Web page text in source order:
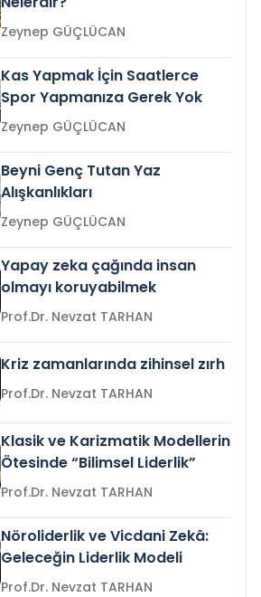
Zeynep GÜÇLÜCAN
Kas Yapmak İçin Saatlerce
Spor Yapmanıza Gerek Yok
Zeynep GÜÇLÜCAN
Beyni Genç Tutan Yaz
Alışkanlıkları
Zeynep GÜÇLÜCAN
Yapay zeka çağında insan
olmayı koruyabilmek
Prof.Dr. Nevzat TARHAN
Kriz zamanlarında zihinsel zırh
Prof.Dr. Nevzat TARHAN
Klasik ve Karizmatik Modellerin
Ötesinde “Bilimsel Liderlik”
Prof.Dr. Nevzat TARHAN
Nöroliderlik ve Vicdani Zekâ:
Geleceğin Liderlik Modeli
Prof.Dr. Nevzat TARHAN